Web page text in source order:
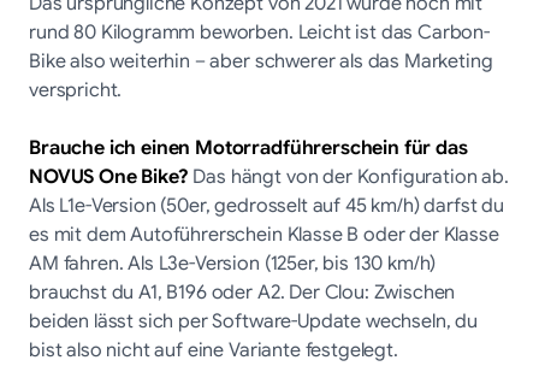
rund 80 Kilogramm beworben. Leicht ist das Carbon-
Bike also weiterhin – aber schwerer als das Marketing
verspricht.
Brauche ich einen Motorradführerschein für das
NOVUS One Bike?Das hängt von der Konfiguration ab.
Als L1e-Version (50er, gedrosselt auf 45 km/h) darfst du
es mit dem Autoführerschein Klasse B oder der Klasse
AM fahren. Als L3e-Version (125er, bis 130 km/h)
brauchst du A1, B196 oder A2. Der Clou: Zwischen
beiden lässt sich per Software-Update wechseln, du
bist also nicht auf eine Variante festgelegt.